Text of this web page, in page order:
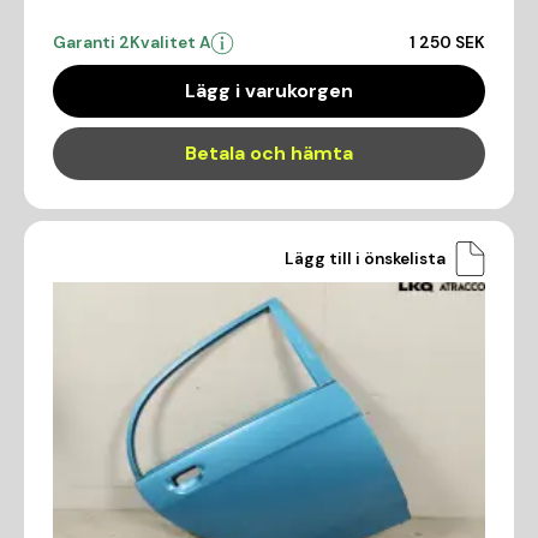
Garanti 2Kvalitet A 1 250 SEK
Lägg i varukorgen
Betala och hämta
Lägg till i önskelista